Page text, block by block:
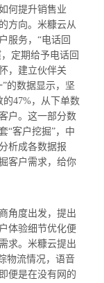
何提升销售业
方向。米糠云从
服务，“电话回
定期给予电话回
，建立伙伴关
的数据显示，坚
47%，从下单数
户。这一部分数
“客户挖掘”，中
析成各数据报
客户需求，给你
角度出发，提出
体验细节优化便
求。米糠云提出
物流情况，语音
便是在没有网的